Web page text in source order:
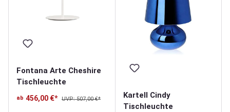
Fontana Arte Cheshire
Tischleuchte
ab 456,00 €* UVP: 507,00 €*
Kartell Cindy
Tischleuchte